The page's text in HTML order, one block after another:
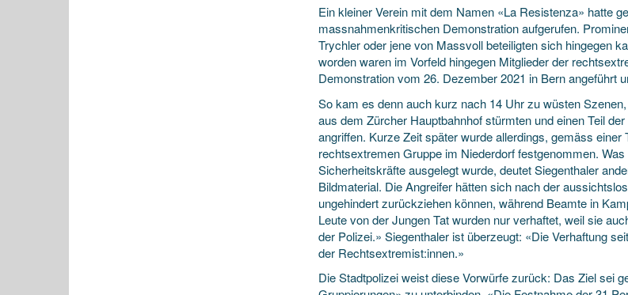
Ein kleiner Verein mit dem Namen «La Resistenza» hatte
massnahmenkritischen Demonstration aufgerufen.
Trychler oder jene von Massvoll beteiligten sich hingegen
worden waren im Vorfeld hingegen Mitglieder der
Demonstration vom 26. Dezember 2021 in Bern angeführt
So kam es denn auch kurz nach 14 Uhr zu wüsten
aus dem Zürcher Hauptbahnhof stürmten und einen Teil
angriffen. Kurze Zeit später wurde allerdings, gemäss
rechtsextremen Gruppe im Niederdorf festgenommen.
Sicherheitskräfte ausgelegt wurde, deutet Siegenthaler
Bildmaterial. Die Angreifer hätten sich nach der
ungehindert zurückziehen können, während Beamte in
Leute von der Jungen Tat wurden nur verhaftet, weil sie
der Polizei.» Siegenthaler ist überzeugt: «Die Verhaftung
der Rechtsextremist:innen.»
Die Stadtpolizei weist diese Vorwürfe zurück: Das Ziel sei